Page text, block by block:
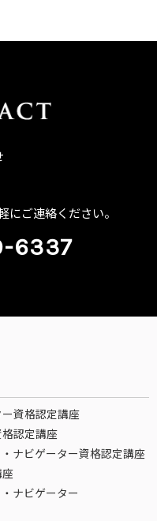
にご連絡ください。
6337
資格認定講座
認定講座
ナビゲーター資格認定講座
座
ナビゲーター